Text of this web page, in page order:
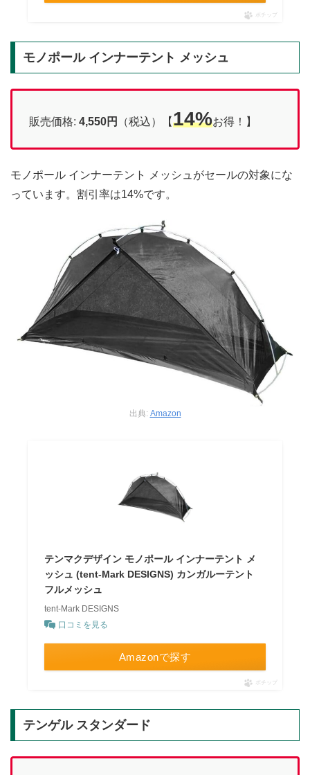
ポチップ
モノポール インナーテント メッシュ
販売価格: 4,550円 （税込）【14%お得！】
モノポール インナーテント メッシュがセールの対象にな
っています。割引率は14%です。
出典: Amazon
テンマクデザイン モノポール インナーテント メ
ッシュ (tent-Mark DESIGNS) カンガルーテント
フルメッシュ
tent-Mark DESIGNS
口コミを見る
Amazonで探す
ポチップ
テンゲル スタンダード